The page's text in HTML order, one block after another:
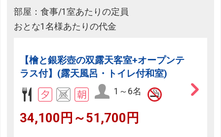
部屋：食事/1室あたりの定員
おとな1名様あたりの代金
【檜と銀彩壺の双露天客室+オープンテ
ラス付】(露天風呂・トイレ付和室)
1～6名
34,100円～51,700円